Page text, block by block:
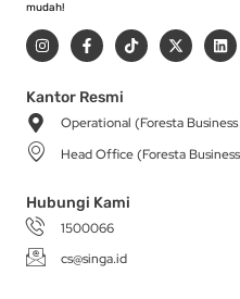
mudah!
I
n
s
a
g
r
a
m
F
a
c
b
o
-
T
i
k
X
-
t
t
r
L
i
n
i
Kantor Resmi
Operational (Foresta
Head Office (Foresta
Hubungi Kami
1500066
cs@singa.id